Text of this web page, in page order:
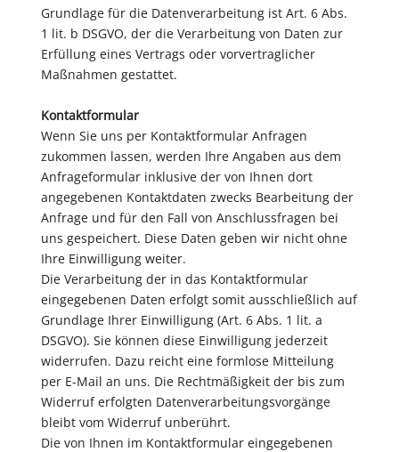
Grundlage für die Datenverarbeitung ist Art. 6 Abs.
1 lit. b DSGVO, der die Verarbeitung von Daten zur
Erfüllung eines Vertrags oder vorvertraglicher
Maßnahmen gestattet.
Kontaktformular
Wenn Sie uns per Kontaktformular Anfragen
zukommen lassen, werden Ihre Angaben aus dem
Anfrageformular inklusive der von Ihnen dort
angegebenen Kontaktdaten zwecks Bearbeitung der
Anfrage und für den Fall von Anschlussfragen bei
uns gespeichert. Diese Daten geben wir nicht ohne
Ihre Einwilligung weiter.
Die Verarbeitung der in das Kontaktformular
eingegebenen Daten erfolgt somit ausschließlich auf
Grundlage Ihrer Einwilligung (Art. 6 Abs. 1 lit. a
DSGVO). Sie können diese Einwilligung jederzeit
widerrufen. Dazu reicht eine formlose Mitteilung
per E-Mail an uns. Die Rechtmäßigkeit der bis zum
Widerruf erfolgten Datenverarbeitungsvorgänge
bleibt vom Widerruf unberührt.
Die von Ihnen im Kontaktformular eingegebenen